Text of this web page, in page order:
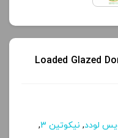
, نیکوتین 3
,